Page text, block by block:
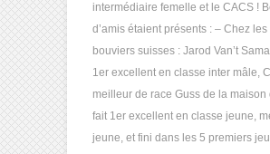
intermédiaire femelle et le CACS !
d’amis étaient présents : – Chez les
bouviers suisses : Jarod Van’t
1er excellent en classe inter mâle,
meilleur de race Guss de la maison
fait 1er excellent en classe jeune,
jeune, et fini dans les 5 premiers